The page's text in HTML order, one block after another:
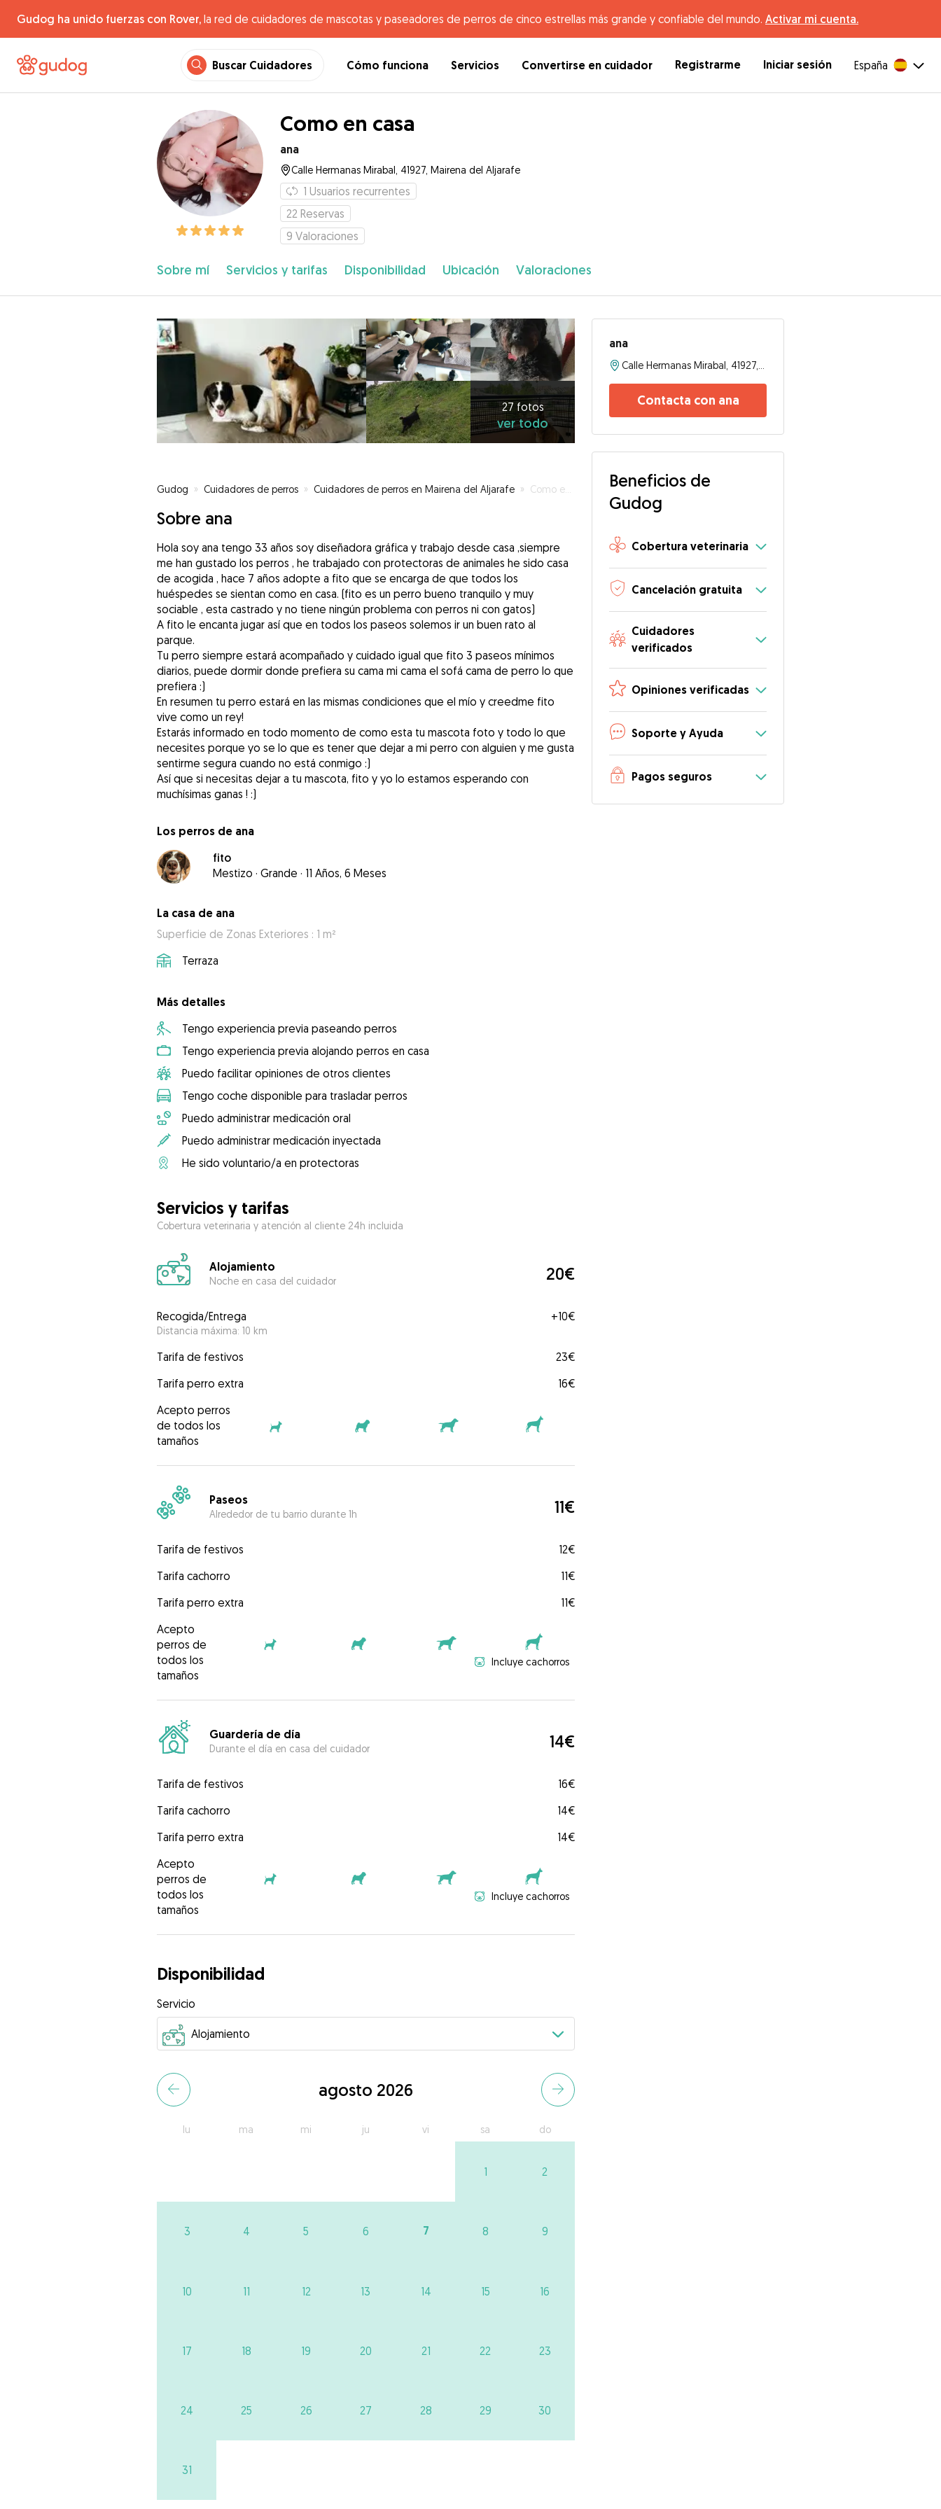
Gudog ha unido fuerzas con Rover, la red de cuidadores de mascotas y paseadores de perros de cinco estrellas más grande y confiable del mundo. Activar mi cuenta.
Buscar Cuidadores Cómo funciona Servicios Convertirse en cuidador Registrarme Iniciar sesión España
Como en casa
ana
Calle Hermanas Mirabal, 41927, Mairena del Aljarafe
1 Usuarios recurrentes
22 Reservas
9 Valoraciones
Sobre mí Servicios y tarifas Disponibilidad Ubicación Valoraciones
27 fotos
ver todo
Gudog » Cuidadores de perros » Cuidadores de perros en Mairena del Aljarafe » Como en casa
Sobre ana
Hola soy ana tengo 33 años soy diseñadora gráfica y trabajo desde casa ,siempre
me han gustado los perros , he trabajado con protectoras de animales he sido casa
de acogida , hace 7 años adopte a fito que se encarga de que todos los
huéspedes se sientan como en casa. (fito es un perro bueno tranquilo y muy
sociable , esta castrado y no tiene ningún problema con perros ni con gatos)
A fito le encanta jugar así que en todos los paseos solemos ir un buen rato al
parque.
Tu perro siempre estará acompañado y cuidado igual que fito 3 paseos mínimos
diarios, puede dormir donde prefiera su cama mi cama el sofá cama de perro lo que
prefiera :)
En resumen tu perro estará en las mismas condiciones que el mío y creedme fito
vive como un rey!
Estarás informado en todo momento de como esta tu mascota foto y todo lo que
necesites porque yo se lo que es tener que dejar a mi perro con alguien y me gusta
sentirme segura cuando no está conmigo :)
Así que si necesitas dejar a tu mascota, fito y yo lo estamos esperando con
muchísimas ganas ! :)
Los perros de ana
fito
Mestizo · Grande · 11 Años, 6 Meses
La casa de ana
Superficie de Zonas Exteriores : 1 m²
Terraza
Más detalles
Tengo experiencia previa paseando perros
Tengo experiencia previa alojando perros en casa
Puedo facilitar opiniones de otros clientes
Tengo coche disponible para trasladar perros
Puedo administrar medicación oral
Puedo administrar medicación inyectada
He sido voluntario/a en protectoras
Servicios y tarifas
Cobertura veterinaria y atención al cliente 24h incluida
Alojamiento
Noche en casa del cuidador 20€
Recogida/Entrega
Distancia máxima: 10 km
+10€
Tarifa de festivos
23€
Tarifa perro extra
16€
Acepto perros
de todos los
tamaños
Paseos
Alrededor de tu barrio durante 1h 11€
Tarifa de festivos
12€
Tarifa cachorro
11€
Tarifa perro extra
11€
Acepto
perros de
todos los
tamaños
Incluye cachorros
Guardería de día
Durante el día en casa del cuidador 14€
Tarifa de festivos
16€
Tarifa cachorro
14€
Tarifa perro extra
14€
Acepto
perros de
todos los
tamaños
Incluye cachorros
Disponibilidad
Servicio
agosto 2026
lu ma mi ju vi sa do
1 2
3 4 5 6 7 8 9
10 11 12 13 14 15 16
17 18 19 20 21 22 23
24 25 26 27 28 29 30
31
ana
Contacta con ana
Beneficios de
Gudog
Cobertura veterinaria
Cancelación gratuita
Cuidadores
verificados
Opiniones verificadas
Soporte y Ayuda
Pagos seguros